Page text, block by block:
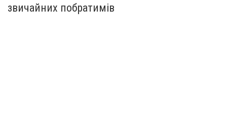
звичайних побратимів